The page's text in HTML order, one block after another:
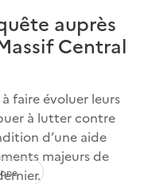
auprès
Central
faire évoluer leurs
à lutter contre
d’une aide
majeurs de